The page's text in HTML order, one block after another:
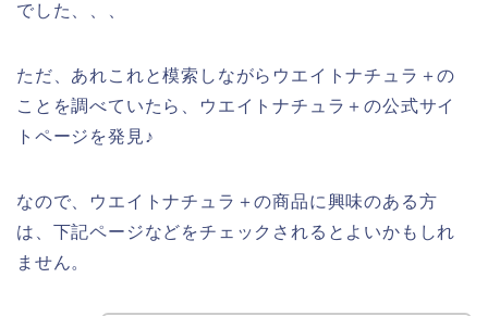
でした、、、
ただ、あれこれと模索しながらウエイトナチュラ＋の
ことを調べていたら、ウエイトナチュラ＋の公式サイ
トページを発見♪
なので、ウエイトナチュラ＋の商品に興味のある方
は、下記ページなどをチェックされるとよいかもしれ
ません。